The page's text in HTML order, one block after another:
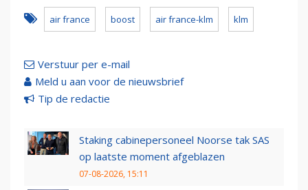
air france boost air france-klm klm
Verstuur per e-mail
Meld u aan voor de nieuwsbrief
Tip de redactie
Staking cabinepersoneel Noorse tak SAS
op laatste moment afgeblazen
07-08-2026, 15:11